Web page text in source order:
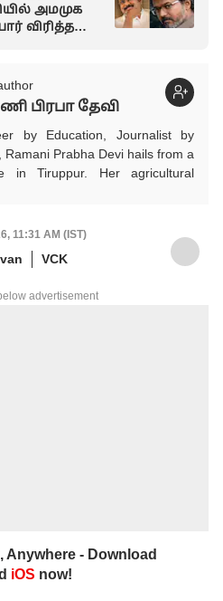
அமமுக
விரித்த
பிரபா தேவி
by Education, Journalist by
Ramani Prabha Devi hails from a
in Tiruppur. Her agricultural
joined Journalism with utmost
She has been working in Tamil
past 11 years. Her areas of
11:31 AM (IST)
VCK
advertisement
Anywhere - Download
iOS now!